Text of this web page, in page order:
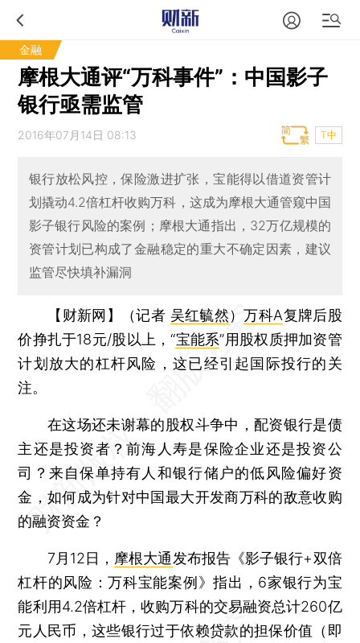
金融
摩根大通评“万科事件”：中国影子
银行亟需监管
2016年07月14日 08:13 T中
银行放松风控，保险激进扩张，宝能得以借道资管计
划撬动4.2倍杠杆收购万科，这成为摩根大通管窥中国
影子银行风险的案例；摩根大通指出，32万亿规模的
资管计划已构成了金融稳定的重大不确定因素，建议
监管尽快填补漏洞
【财新网】（记者 吴红毓然）万科A复牌后股
价挣扎于18元/股以上，“宝能系”用股权质押加资管
计划放大的杠杆风险，这已经引起国际投行的关
注。
在这场还未谢幕的股权斗争中，配资银行是债
主还是投资者？前海人寿是保险企业还是投资公
司？来自保单持有人和银行储户的低风险偏好资
金，如何成为针对中国最大开发商万科的敌意收购
的融资资金？
7月12日， 摩根大通发布报告《影子银行+双倍
杠杆的风险：万科宝能案例》指出，6家银行为宝
能利用4.2倍杠杆，收购万科的交易融资总计260亿
元人民币，这些银行过于依赖贷款的担保价值（即